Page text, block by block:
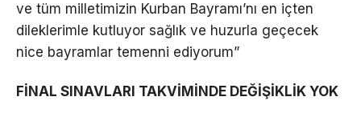
ve tüm milletimizin Kurban Bayramı’nı en içten
dileklerimle kutluyor sağlık ve huzurla geçecek
nice bayramlar temenni ediyorum”
FİNAL SINAVLARI TAKVİMİNDE DEĞİŞİKLİK YOK